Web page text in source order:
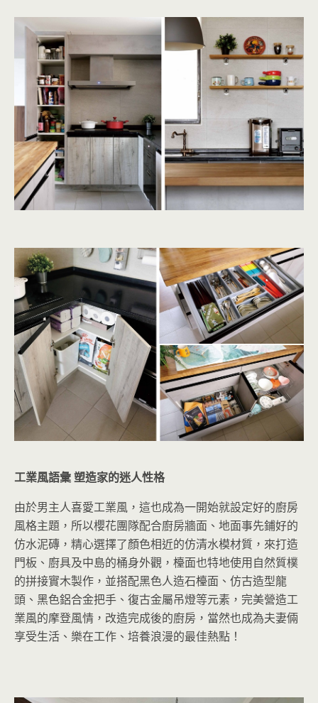
工業風語彙 塑造家的迷人性格
由於男主人喜愛工業風，這也成為一開始就設定好的廚房
風格主題，所以櫻花團隊配合廚房牆面、地面事先鋪好的
仿水泥磚，精心選擇了顏色相近的仿清水模材質，來打造
門板、廚具及中島的桶身外觀，檯面也特地使用自然質樸
的拼接實木製作，並搭配黑色人造石檯面、仿古造型龍
頭、黑色鋁合金把手、復古金屬吊燈等元素，完美營造工
業風的摩登風情，改造完成後的廚房，當然也成為夫妻倆
享受生活、樂在工作、培養浪漫的最佳熱點！